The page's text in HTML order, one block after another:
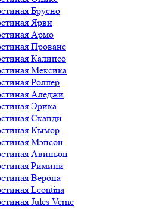
Брусно
Ярви
Армо
Прованс
Калипсо
Мексика
Роллер
Аледжи
Эрика
Сканди
Кымор
Мэнсон
Авиньон
Римини
Верона
Leontina
Jules Verne